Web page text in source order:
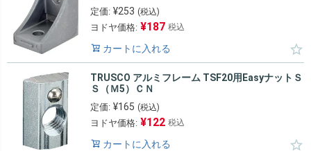
定価: ¥253 (税込)
ヨドヤ価格: ¥187 税込
カートに入れる
TRUSCO アルミフレーム TSF20用EasyナットＳ
Ｓ（Ｍ5）ＣＮ
定価: ¥165 (税込)
ヨドヤ価格: ¥122 税込
カートに入れる